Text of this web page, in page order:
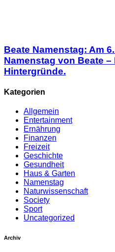
Beate Namenstag: Am
Namenstag von Beate
Hintergründe.
Kategorien
Allgemein
Entertainment
Ernährung
Finanzen
Freizeit
Geschichte
Gesundheit
Haus & Garten
Namenstag
Naturwissenschaft
Society
Sport
Uncategorized
Archiv